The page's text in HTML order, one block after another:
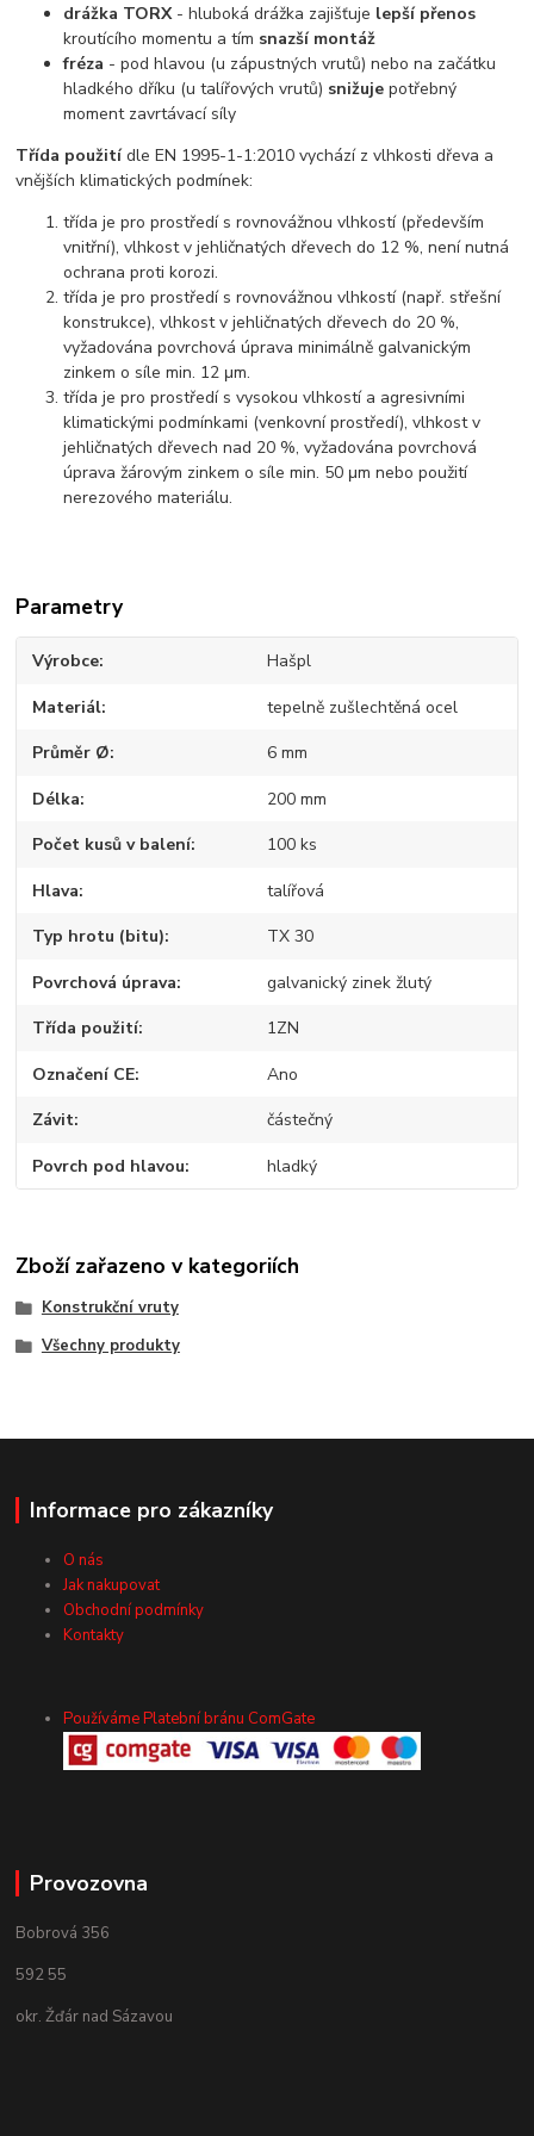
drážka TORX- hluboká drážka zajišťuje lepší přenos
kroutícího momentu a tím snazší montáž
fréza - pod hlavou (u zápustných vrutů) nebo na začátku
hladkého dříku (u talířových vrutů) snižujepotřebný
moment zavrtávací síly
Třída použitídle EN 1995-1-1:2010 vychází z vlhkosti dřeva a
vnějších klimatických podmínek:
třída je pro prostředí s rovnovážnou vlhkostí (především
vnitřní), vlhkost v jehličnatých dřevech do 12 %, není nutná
ochrana proti korozi.
třída je pro prostředí s rovnovážnou vlhkostí (např. střešní
konstrukce), vlhkost v jehličnatých dřevech do 20 %,
vyžadována povrchová úprava minimálně galvanickým
zinkem o síle min. 12 μm.
třída je pro prostředí s vysokou vlhkostí a agresivními
klimatickými podmínkami (venkovní prostředí), vlhkost v
jehličnatých dřevech nad 20 %, vyžadována povrchová
úprava žárovým zinkem o síle min. 50 μm nebo použití
nerezového materiálu.
Parametry
Výrobce Hašpl
Materiál tepelně zušlechtěná ocel
Průměr Ø 6 mm
Délka 200 mm
Počet kusů v balení 100 ks
Hlava talířová
Typ hrotu (bitu) TX 30
Povrchová úprava galvanický zinek žlutý
Třída použití 1ZN
Označení CE Ano
Závit částečný
Povrch pod hlavou hladký
Zboží zařazeno v kategoriích
Konstrukční vruty
Všechny produkty
Informace pro zákazníky
O nás
Jak nakupovat
Obchodní podmínky
Kontakty
Používáme Platební bránu ComGate
Provozovna
Bobrová 356
592 55
okr. Žďár nad Sázavou